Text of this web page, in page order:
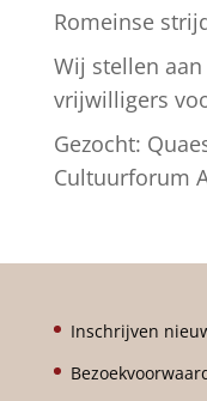
Romeinse
Wij stellen
vrijwilligers
Gezocht:
Cultuurforum
Inschrijven